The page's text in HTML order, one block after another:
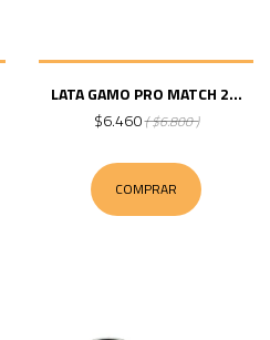
LATA GAMO PRO MATCH 2...
$6.460( $6.800 )
COMPRAR